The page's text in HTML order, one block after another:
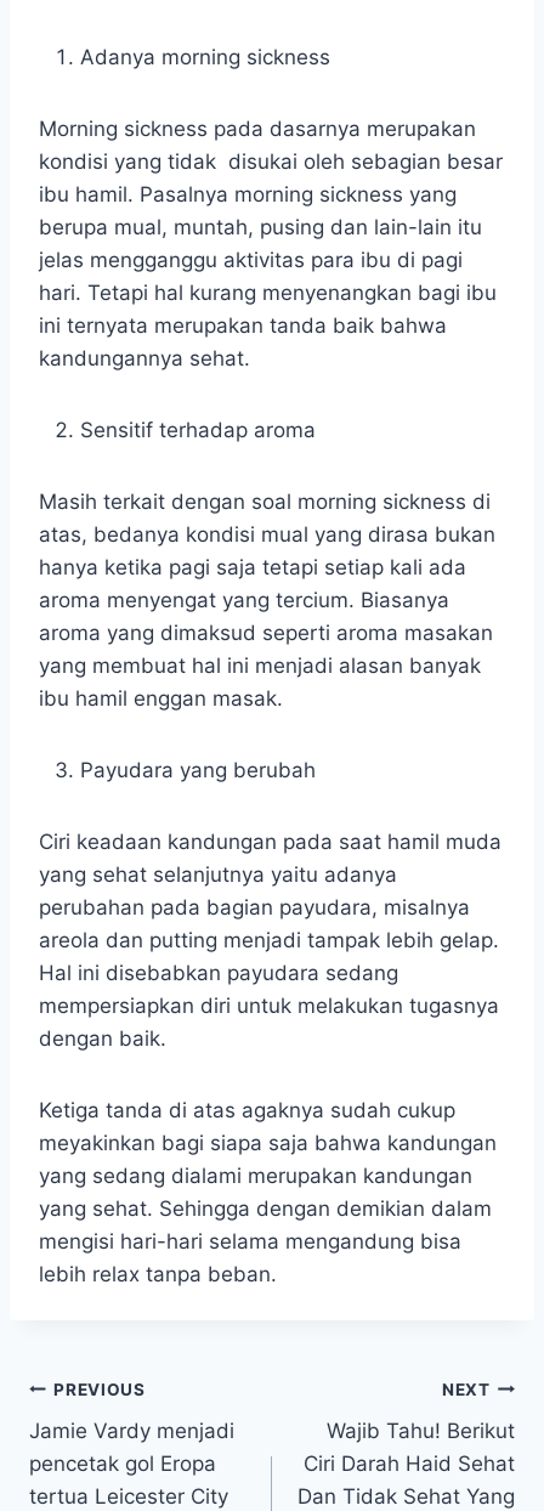
Adanya morning sickness
Morning sickness pada dasarnya merupakan
kondisi yang tidak disukai oleh sebagian besar
ibu hamil. Pasalnya morning sickness yang
berupa mual, muntah, pusing dan lain-lain itu
jelas mengganggu aktivitas para ibu di pagi
hari. Tetapi hal kurang menyenangkan bagi ibu
ini ternyata merupakan tanda baik bahwa
kandungannya sehat.
Sensitif terhadap aroma
Masih terkait dengan soal morning sickness di
atas, bedanya kondisi mual yang dirasa bukan
hanya ketika pagi saja tetapi setiap kali ada
aroma menyengat yang tercium. Biasanya
aroma yang dimaksud seperti aroma masakan
yang membuat hal ini menjadi alasan banyak
ibu hamil enggan masak.
Payudara yang berubah
Ciri keadaan kandungan pada saat hamil muda
yang sehat selanjutnya yaitu adanya
perubahan pada bagian payudara, misalnya
areola dan putting menjadi tampak lebih gelap.
Hal ini disebabkan payudara sedang
mempersiapkan diri untuk melakukan tugasnya
dengan baik.
Ketiga tanda di atas agaknya sudah cukup
meyakinkan bagi siapa saja bahwa kandungan
yang sedang dialami merupakan kandungan
yang sehat. Sehingga dengan demikian dalam
mengisi hari-hari selama mengandung bisa
lebih relax tanpa beban.
Post
navigation
PREVIOUS
Jamie Vardy menjadi
pencetak gol Eropa
tertua Leicester City
NEXT
Wajib Tahu! Berikut
Ciri Darah Haid Sehat
Dan Tidak Sehat Yang